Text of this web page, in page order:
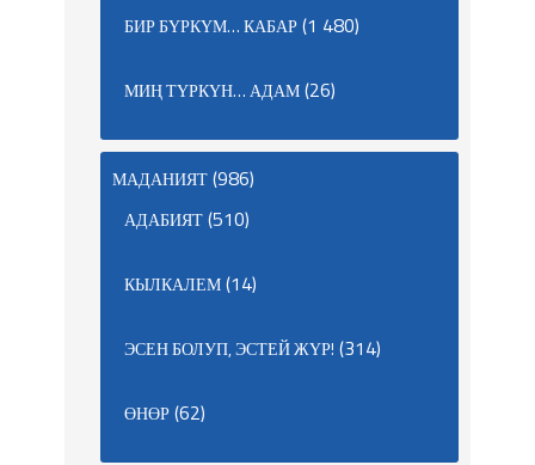
БИР БҮРКҮМ… КАБАР(1 480)
МИҢ ТҮРКҮН… АДАМ(26)
МАДАНИЯТ(986)
АДАБИЯТ(510)
КЫЛКАЛЕМ(14)
ЭСЕН БОЛУП, ЭСТЕЙ ЖҮР! (314)
ӨНӨР(62)